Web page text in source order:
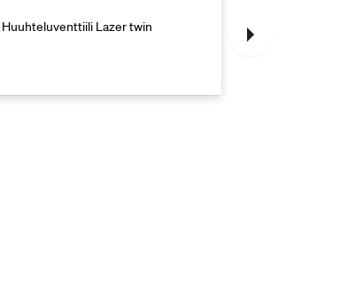
Huuhteluventtiili Lazer twin